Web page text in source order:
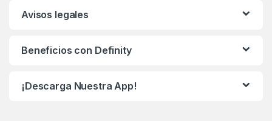
Avisos legales
Beneficios con Definity
¡Descarga Nuestra App!